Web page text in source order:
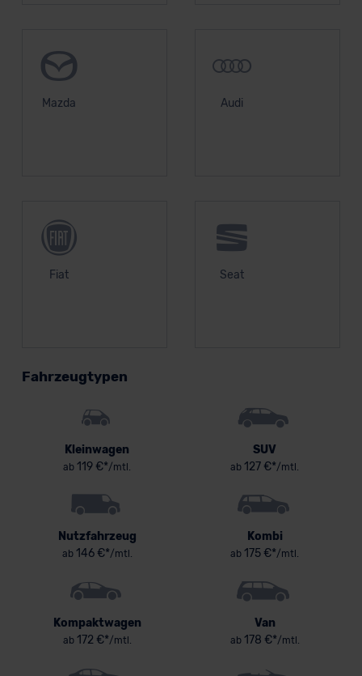
Mazda Audi
Fiat Seat
Fahrzeugtypen
Kleinwagen
ab 119 €*/mtl.
SUV
ab 127 €*/mtl.
Nutzfahrzeug
ab146 €*/mtl.
Kombi
ab 175 €*/mtl.
Kompaktwagen
ab172 €*/mtl.
Van
ab178 €*/mtl.